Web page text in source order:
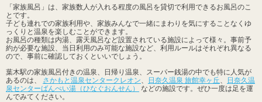
「家族風呂」は、家族数人が入れる程度の風呂を貸切で利用できるお風呂のこ
とです。
子ども連れでの家族利用や、家族みんなで一緒にまわりを気にすることなくゆ
っくりと温泉を楽しむことができます。
お風呂の種類は内湯、露天風呂など設置されている施設によって様々。事前予
約が必要な施設、当日利用のみ可能な施設など、利用ルールはそれぞれ異なる
ので、事前に確認しておくといいでしょう。
葉木駅の家族風呂付きの温泉、日帰り温泉、スーパー銭湯の中でも特に人気が
あるのは、 さかもと温泉センタークレオン、 日奈久温泉 旅館幸ヶ丘、
日奈久温
泉センターばんぺい湯（ひなぐおんせん）
などの施設です。ぜひ一度は足を運
んでみてください。